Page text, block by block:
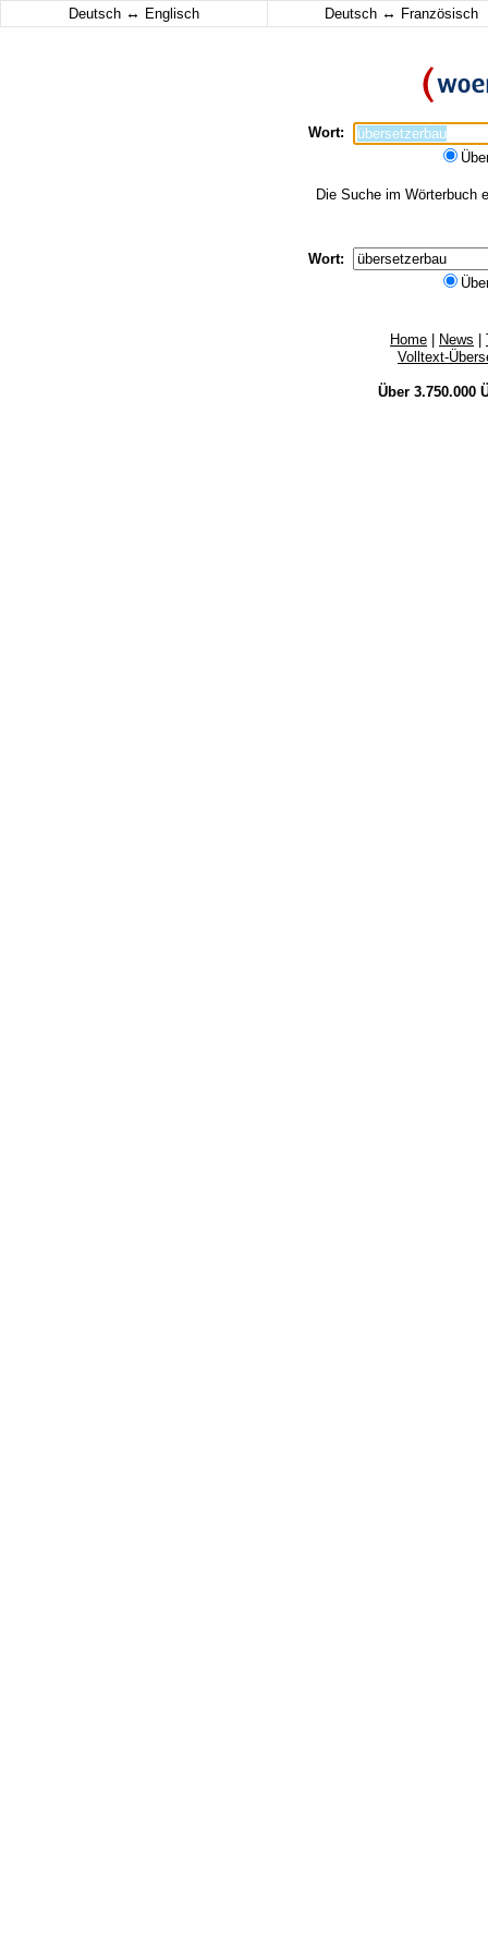
Deutsch ↔ Englisch Deutsch ↔ Französisch
Wort:
Die Suche im Wörterbuch
Wort:
Home News
Volltext-
Über 3.750.000